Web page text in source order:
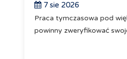
7 sie 2026
Praca tymczasowa pod
powinny zweryfikować